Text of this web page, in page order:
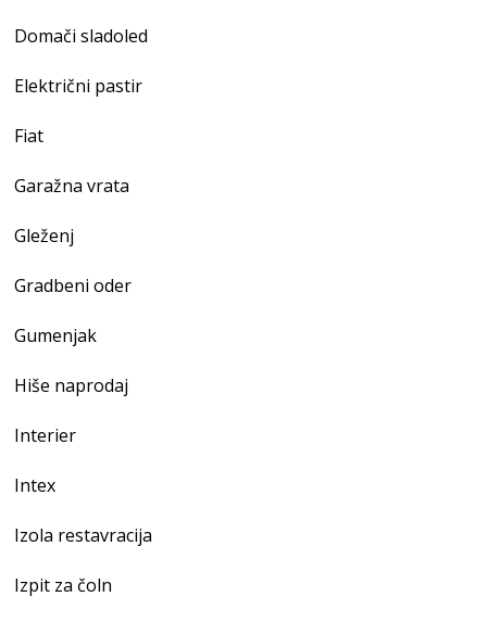
Domači sladoled
Električni pastir
Fiat
Garažna vrata
Gleženj
Gradbeni oder
Gumenjak
Hiše naprodaj
Interier
Intex
Izola restavracija
Izpit za čoln